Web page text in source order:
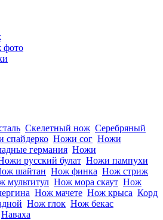
фото
Скелетный нож Серебряный
спайдерко Ножи сог Ножи
германия Ножи
русский булат Ножи пампухи
шайтан Нож финка Нож стриж
мультитул Нож мора скаут Нож
Нож мачете Нож крыса Корд
Нож глок Нож бекас
Наваха